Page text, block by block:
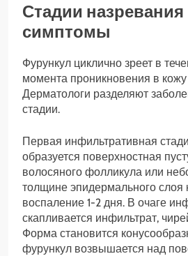
Стадии назревания
симптомы
Фурункул циклично зреет в
момента проникновения в кожу
Дерматологи разделяют
стадии.
Первая инфильтративная
образуется поверхностная
волосяного фолликула или
толщине эпидермального слоя
воспаление 1-2 дня. В очаге
скапливается инфильтрат,
Форма становится
фурункул возвышается над